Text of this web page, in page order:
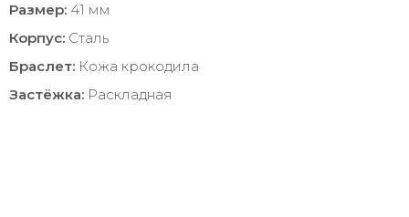
Размер: 41 мм
Корпус: Сталь
Браслет: Кожа крокодила
Застёжка: Раскладная